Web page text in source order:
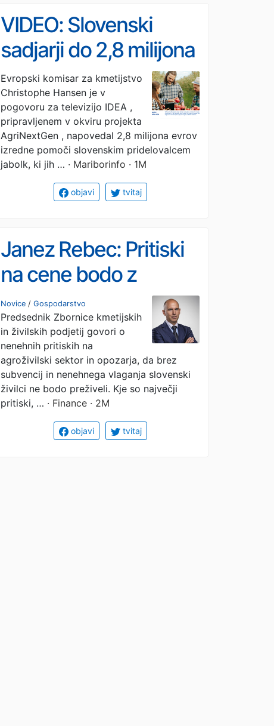
VIDEO: Slovenski
sadjarji do 2,8 milijona
evrov, Hansen
opozarja na vse
pogostejše podnebne
šoke
Evropski komisar za kmetijstvo
Christophe Hansen je v
pogovoru za televizijo IDEA ,
pripravljenem v okviru projekta
AgriNextGen , napovedal 2,8 milijona evrov
izredne pomoči slovenskim pridelovalcem
jabolk, ki jih … · Mariborinfo · 1M
objavi tvitaj
Janez Rebec: Pritiski
na cene bodo z
vstopom Ukrajine v
EU še večji
Novice / Gospodarstvo
Predsednik Zbornice kmetijskih
in živilskih podjetij govori o
nenehnih pritiskih na
agroživilski sektor in opozarja, da brez
subvencij in nenehnega vlaganja slovenski
živilci ne bodo preživeli. Kje so največji
pritiski, … · Finance · 2M
objavi tvitaj